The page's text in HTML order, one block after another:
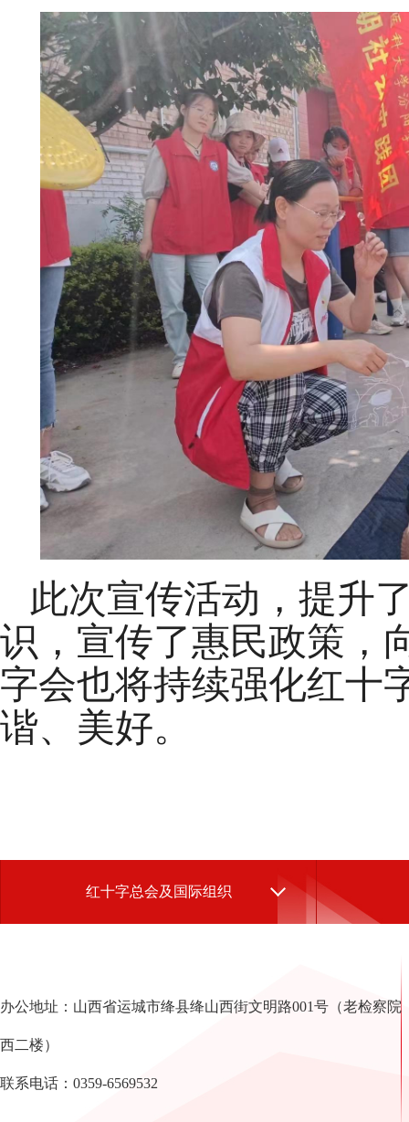
此次宣传活动，提升
识，宣传了惠民政策，
字会也将持续强化红十
谐、美好。
红十字总会及国际组织
办公地址：山西省运城市绛县绛山西街文明路001号（老检察院
西二楼）
联系电话：0359-6569532